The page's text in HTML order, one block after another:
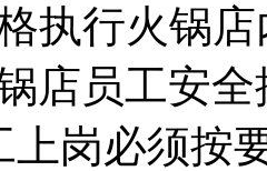
行火锅店
员工安全
必须按要